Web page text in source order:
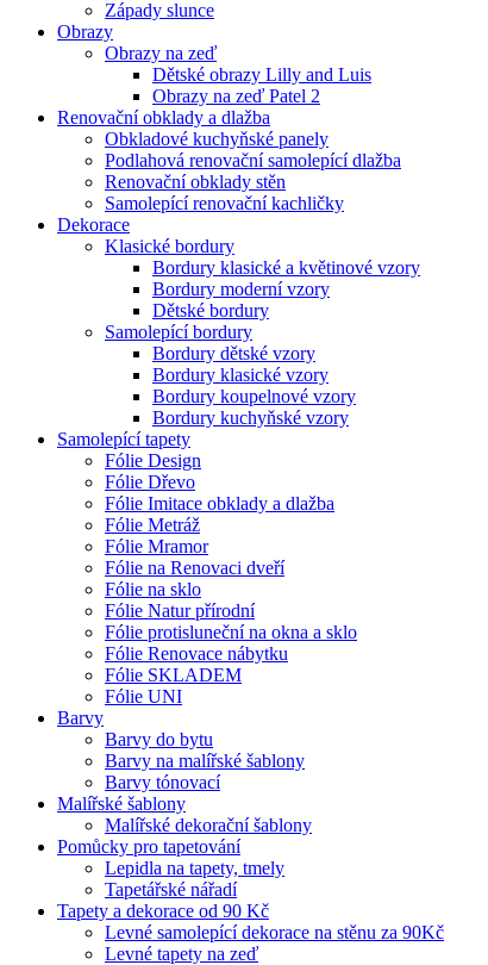
Západy slunce
Obrazy
Obrazy na zeď
Dětské obrazy Lilly and Luis
Obrazy na zeď Patel 2
Renovační obklady a dlažba
Obkladové kuchyňské panely
Podlahová renovační samolepící dlažba
Renovační obklady stěn
Samolepící renovační kachličky
Dekorace
Klasické bordury
Bordury klasické a květinové vzory
Bordury moderní vzory
Dětské bordury
Samolepící bordury
Bordury dětské vzory
Bordury klasické vzory
Bordury koupelnové vzory
Bordury kuchyňské vzory
Samolepící tapety
Fólie Design
Fólie Dřevo
Fólie Imitace obklady a dlažba
Fólie Metráž
Fólie Mramor
Fólie na Renovaci dveří
Fólie na sklo
Fólie Natur přírodní
Fólie protisluneční na okna a sklo
Fólie Renovace nábytku
Fólie SKLADEM
Fólie UNI
Barvy
Barvy do bytu
Barvy na malířské šablony
Barvy tónovací
Malířské šablony
Malířské dekorační šablony
Pomůcky pro tapetování
Lepidla na tapety, tmely
Tapetářské nářadí
Tapety a dekorace od 90 Kč
Levné samolepící dekorace na stěnu za 90Kč
Levné tapety na zeď